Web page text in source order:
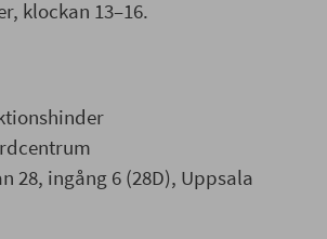
klockan 13–16.
28, ingång 6 (28D), Uppsala